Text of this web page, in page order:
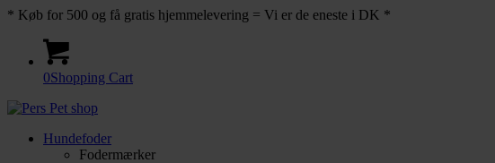
* Køb for 500 og få gratis hjemmelevering = Vi er de eneste i DK *
0Shopping Cart
Hundefoder
Fodermærker